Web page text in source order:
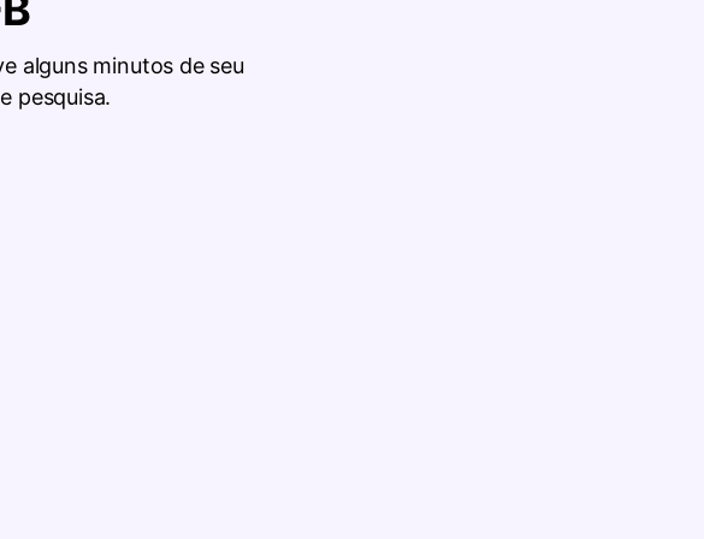
alguns minutos de seu
pesquisa.